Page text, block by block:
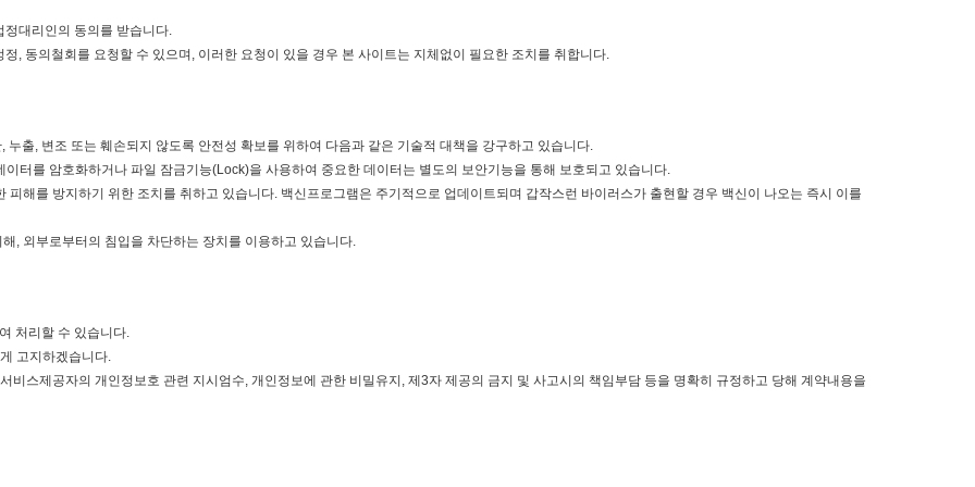
대리인의 동의를 받습니다.
, 동의철회를 요청할 수 있으며, 이러한 요청이 있을 경우 본 사이트는 지체없이 필요한 조치를 취합니다.
출, 변조 또는 훼손되지 않도록 안전성 확보를 위하여 다음과 같은 기술적 대책을 강구하고 있습니다.
터를 암호화하거나 파일 잠금기능(Lock)을 사용하여 중요한 데이터는 별도의 보안기능을 통해 보호되고 있습니다.
해를 방지하기 위한 조치를 취하고 있습니다. 백신프로그램은 주기적으로 업데이트되며 갑작스런 바이러스가 출현할 경우 백신이 나오는 즉시 이를
, 외부로부터의 침입을 차단하는 장치를 이용하고 있습니다.
처리할 수 있습니다.
고지하겠습니다.
비스제공자의 개인정보호 관련 지시엄수, 개인정보에 관한 비밀유지, 제3자 제공의 금지 및 사고시의 책임부담 등을 명확히 규정하고 당해 계약내용을